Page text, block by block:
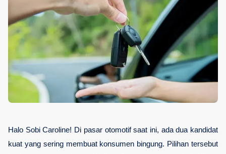
Halo Sobi Caroline! Di pasar otomotif saat ini, ada dua kandidat
kuat yang sering membuat konsumen bingung. Pilihan tersebut